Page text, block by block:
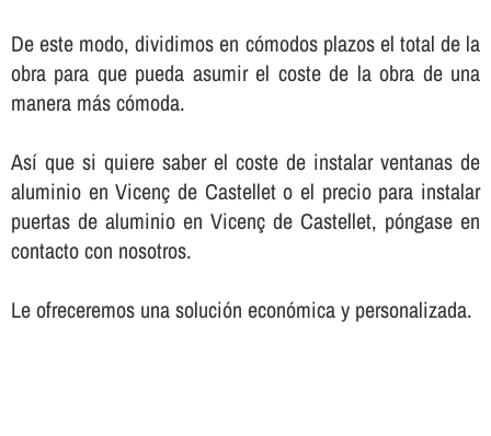
De este modo, dividimos en cómodos plazos el total de la
obra para que pueda asumir el coste de la obra de una
manera más cómoda.
Así­ que si quiere saber el coste de instalar ventanas de
aluminio en Vicenç de Castellet o el precio para instalar
puertas de aluminio en Vicenç de Castellet, póngase en
contacto con nosotros.
Le ofreceremos una solución económica y personalizada.